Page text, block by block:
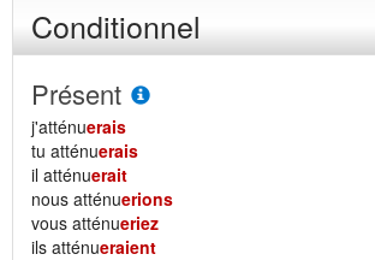
Conditionnel
Présent
j'atténuerais
tu atténuerais
il atténuerait
nous atténuerions
vous atténueriez
ils atténueraient